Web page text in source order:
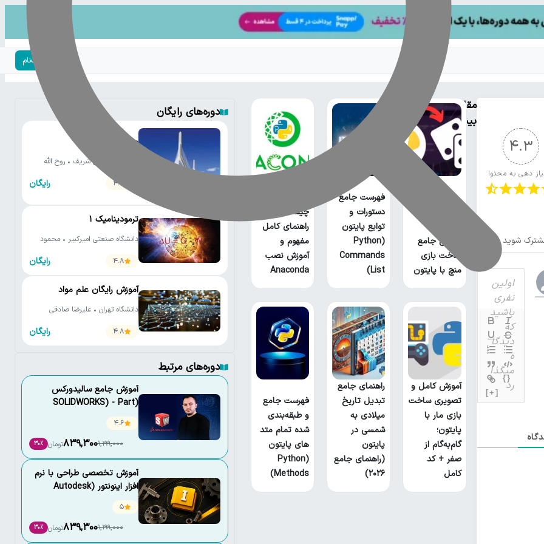
ورود | ثبت‌نام
4.3
دهی به محتوا
شوید
{}
[+]
مقالات
بیشتر
آموزش جامع
ساخت بازی
منچ با پایتون
فهرست جامع
دستورات و
توابع پایتون
(Python
Commands
List)
چیست؟
راهنمای کامل
مفهوم و
آموزش نصب
Anaconda
آموزش کامل و
تصویری ساخت
بازی مار با
پایتون؛
گام‌به‌گام از
صفر + کد
کامل
راهنمای جامع
تبدیل تاریخ
میلادی به
شمسی در
پایتون
(راهنمای جامع
۲۰۲۶)
فهرست جامع
و طبقه‌بندی
شده تمام متد
های پایتون
(Python
Methods)
دوره‌های رایگان
مقاومت مصالح ١
دانشگاه صنعتی شریف • روح الله
دهقانی فیروزآبادی
4.7
رایگان
ترمودینامیک ۱
دانشگاه صنعتی امیرکبیر • محمود
4.8
رایگان
آموزش رایگان علم مواد
دانشگاه تهران • علیرضا صادقی
4.8
رایگان
دوره‌های مرتبط
آموزش جامع سالیدورکس
(SOLIDWORKS) - Part
Design and Drawing
4.6
1,199,000
839,300تومان 30٪
آموزش تخصصی طراحی با نرم
افزار اینونتور (Autodesk
5
1,199,000
839,300تومان 30٪